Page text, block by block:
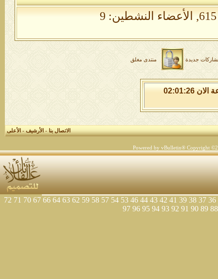
الأعضاء النشطين: 9
جديدة منتدى مغلق
السبت 8 من اغسطس 2026 , الساعة الان 02:01:27
الاتصال بنا-الأرشيف-الأعلى
Powered by vBulletin® Copyright
36
37
38
39
41
42
43
44
46
53
54
57
58
59
62
63
64
66
67
70
71
72
88
89
90
91
92
93
94
95
96
97